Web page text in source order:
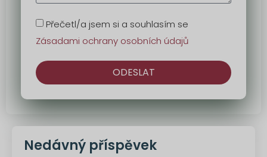
Přečetl/a jsem si a souhlasím se
Zásadami ochrany osobních údajů
ODESLAT
Nedávný příspěvek